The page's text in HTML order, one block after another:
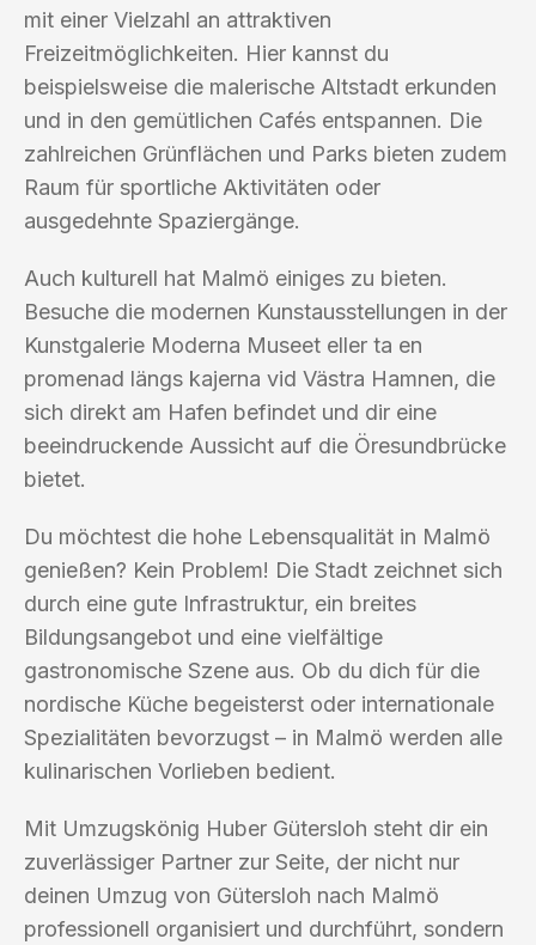
mit einer Vielzahl an attraktiven
Freizeitmöglichkeiten. Hier kannst du
beispielsweise die malerische Altstadt erkunden
und in den gemütlichen Cafés entspannen. Die
zahlreichen Grünflächen und Parks bieten zudem
Raum für sportliche Aktivitäten oder
ausgedehnte Spaziergänge.
Auch kulturell hat Malmö einiges zu bieten.
Besuche die modernen Kunstausstellungen in der
Kunstgalerie Moderna Museet eller ta en
promenad längs kajerna vid Västra Hamnen, die
sich direkt am Hafen befindet und dir eine
beeindruckende Aussicht auf die Öresundbrücke
bietet.
Du möchtest die hohe Lebensqualität in Malmö
genießen? Kein Problem! Die Stadt zeichnet sich
durch eine gute Infrastruktur, ein breites
Bildungsangebot und eine vielfältige
gastronomische Szene aus. Ob du dich für die
nordische Küche begeisterst oder internationale
Spezialitäten bevorzugst – in Malmö werden alle
kulinarischen Vorlieben bedient.
Mit Umzugskönig Huber Gütersloh steht dir ein
zuverlässiger Partner zur Seite, der nicht nur
deinen Umzug von Gütersloh nach Malmö
professionell organisiert und durchführt, sondern